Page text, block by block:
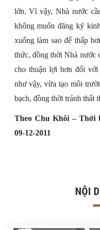
lớn. Vì vậy, Nhà nước
không muốn đăng ký
xuống làm sao để thấp
thức, đồng thời Nhà nước
cho thuận lợi hơn đối
như vậy, vừa tạo môi
bạch, đồng thời tránh thất
Theo Chu Khôi – Thời
09-12-2011
NỘI